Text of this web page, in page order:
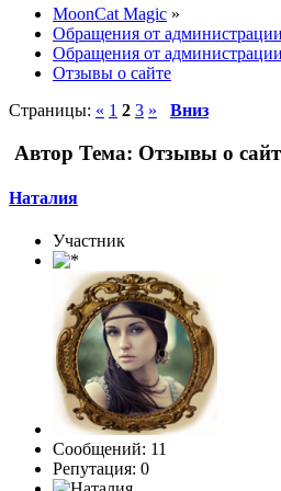
MoonCat Magic »
Обращения от администрации
Обращения от администрации
Отзывы о сайте
Страницы: « 1 2 3 » Вниз
Автор Тема: Отзывы о
Наталия
Участник
Сообщений: 11
Репутация: 0